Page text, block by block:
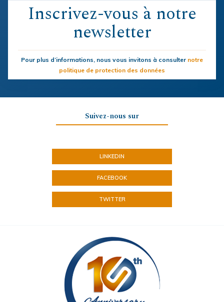
Inscrivez-vous à notre
newsletter
Pour plus d’informations, nous vous invitons à consulter notre
politique de protection des données
Suivez-nous sur
LINKEDIN
FACEBOOK
TWITTER